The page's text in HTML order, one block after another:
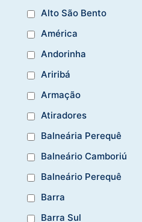
Alto São Bento
América
Andorinha
Ariribá
Armação
Atiradores
Balneária Perequê
Balneário Camboriú
Balneário Perequê
Barra
Barra Sul